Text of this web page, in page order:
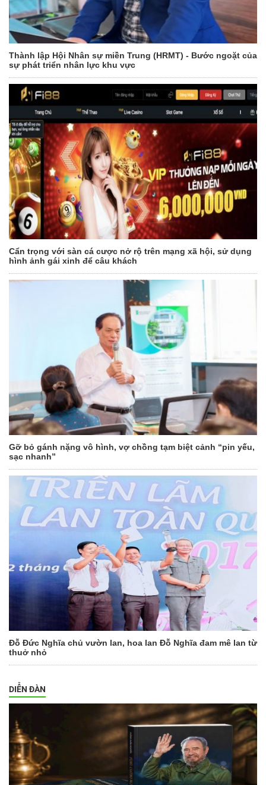
Thành lập Hội Nhân sự miền Trung (HRMT) - Bước ngoặt của
sự phát triển nhân lực khu vực
Cẩn trọng với sàn cá cược nở rộ trên mạng xã hội, sử dụng
hình ảnh gái xinh để câu khách
Gỡ bỏ gánh nặng vô hình, vợ chồng tạm biệt cảnh “pin yếu,
sạc nhanh”
Đỗ Đức Nghĩa chủ vườn lan, hoa lan Đỗ Nghĩa đam mê lan từ
thuở nhỏ
DIỄN ĐÀN